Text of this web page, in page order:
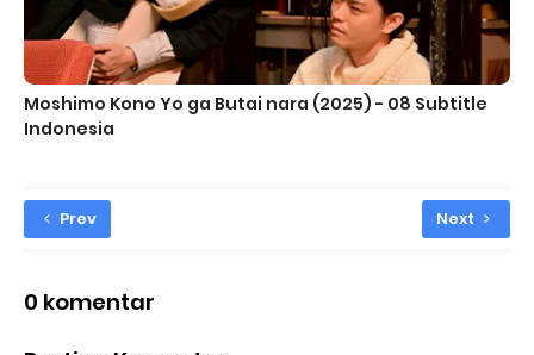
Moshimo Kono Yo ga Butai nara (2025) - 08 Subtitle
Indonesia
Prev Next
0 komentar